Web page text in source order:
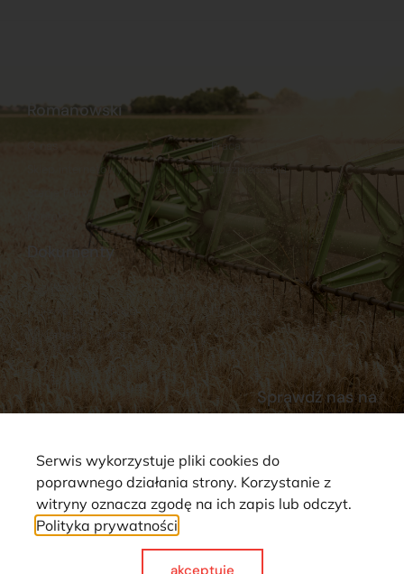
Dokumenty
Regulamin
Polityka prywatności
Reklamacje i zwroty
Dostawy
Płatności
Romanowski
Sklep internetowy
Praca
Ubezpieczenia
Sprawdź nas na
Strona wykorzystuje pliki cookie. Wszystkie prawa zastrzeżone ©
Serwis wykorzystuje pliki cookies do
poprawnego działania strony. Korzystanie z
witryny oznacza zgodę na ich zapis lub odczyt.
Polityka prywatności
akceptuje